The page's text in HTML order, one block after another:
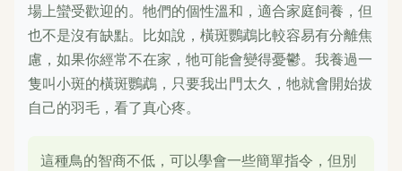
場上蠻受歡迎的。牠們的個性溫和，適合家庭飼養，但
也不是沒有缺點。比如說，橫斑鸚鵡比較容易有分離焦
慮，如果你經常不在家，牠可能會變得憂鬱。我養過一
隻叫小斑的橫斑鸚鵡，只要我出門太久，牠就會開始拔
自己的羽毛，看了真心疼。
這種鳥的智商不低，可以學會一些簡單指令，但別